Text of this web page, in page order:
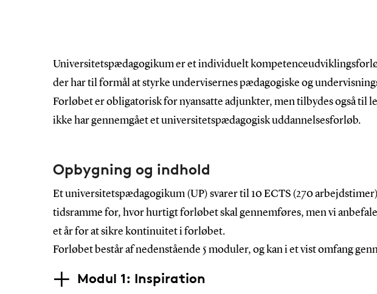
Universitetspædagogikum er et individuelt
der har til formål at styrke undervisernes pædagogiske og
Forløbet er obligatorisk for nyansatte adjunkter, men tilbydes også til
ikke har gennemgået et universitetspædagogisk uddannelsesforløb.
Opbygning og indhold
Et universitetspædagogikum (UP) svarer til 10 ECTS (270
tidsramme for, hvor hurtigt forløbet skal gennemføres, men vi
et år for at sikre kontinuitet i forløbet.
Forløbet består af nedenstående 5 moduler, og kan i et vist omfang
Modul 1: Inspiration